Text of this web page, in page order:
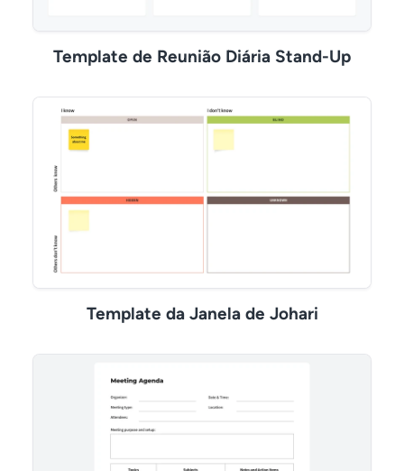
Template de Reunião Diária Stand-Up
Template da Janela de Johari